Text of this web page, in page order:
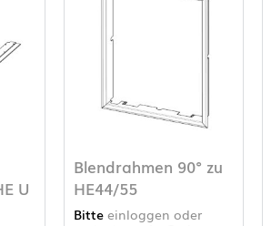
U
Blendrahmen 90° zu
HE44/55
Bitte einloggen oder